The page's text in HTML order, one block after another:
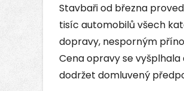
Stavbaři od března
tisíc automobilů všech
dopravy, nesporným
Cena opravy se vyšplhala
dodržet domluvený